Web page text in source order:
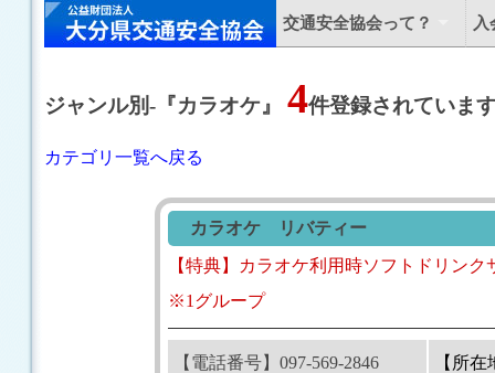
交通安全協会って？
ジャンル別- 『カラオケ』 4件登録されていま
カテゴリ一覧へ戻る
カラオケ リバティー
【特典】カラオケ利用時ソフトドリンク
※1グループ
【電話番号】097-569-2846 【所在